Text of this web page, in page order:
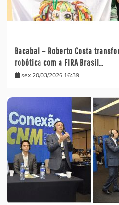
Bacabal – Roberto Costa
robótica com a FIRA Brasil…
sex 20/03/2026 16:39